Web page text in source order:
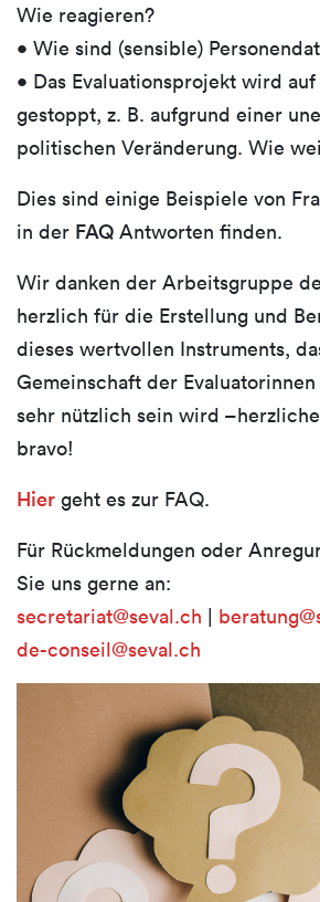
Wie reagieren?
• Wie sind (sensible)
• Das Evaluationsprojekt wird
gestoppt, z. B. aufgrund einer
politischen Veränderung. Wie
Dies sind einige Beispiele von
in der FAQ Antworten finden.
Wir danken der Arbeitsgruppe
herzlich für die Erstellung und
dieses wertvollen Instruments,
Gemeinschaft der
sehr nützlich sein wird –
bravo!
Hier geht es zur FAQ.
Für Rückmeldungen oder
Sie uns gerne an:
secretariat@seval.ch |
de-conseil@seval.ch